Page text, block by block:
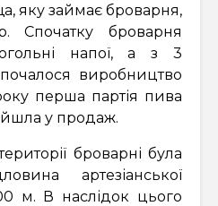
яку займає броварня,
Спочатку броварня
напої, а з 3
виробництво
перша партія пива
у продаж.
броварні була
артезіанської
м. В наслідок цього